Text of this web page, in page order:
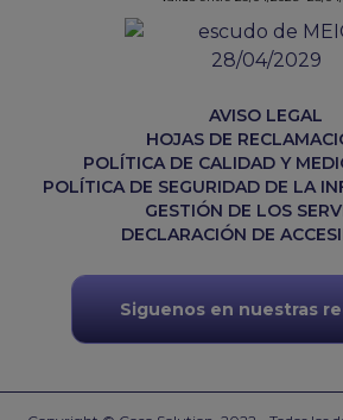
AVISO LEGAL
HOJAS DE
POLÍTICA DE CALIDAD Y
POLÍTICA DE SEGURIDAD DE LA
GESTIÓN DE LOS
DECLARACIÓN DE
Siguenos en nuestras